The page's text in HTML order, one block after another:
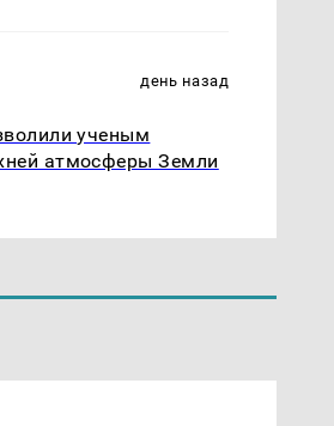
день назад
ученым
атмосферы Земли